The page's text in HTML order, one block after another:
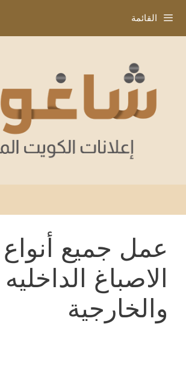
إلى
المحتوى
القائمة
عمل جميع أنواع
الاصباغ الداخليه
والخارجية